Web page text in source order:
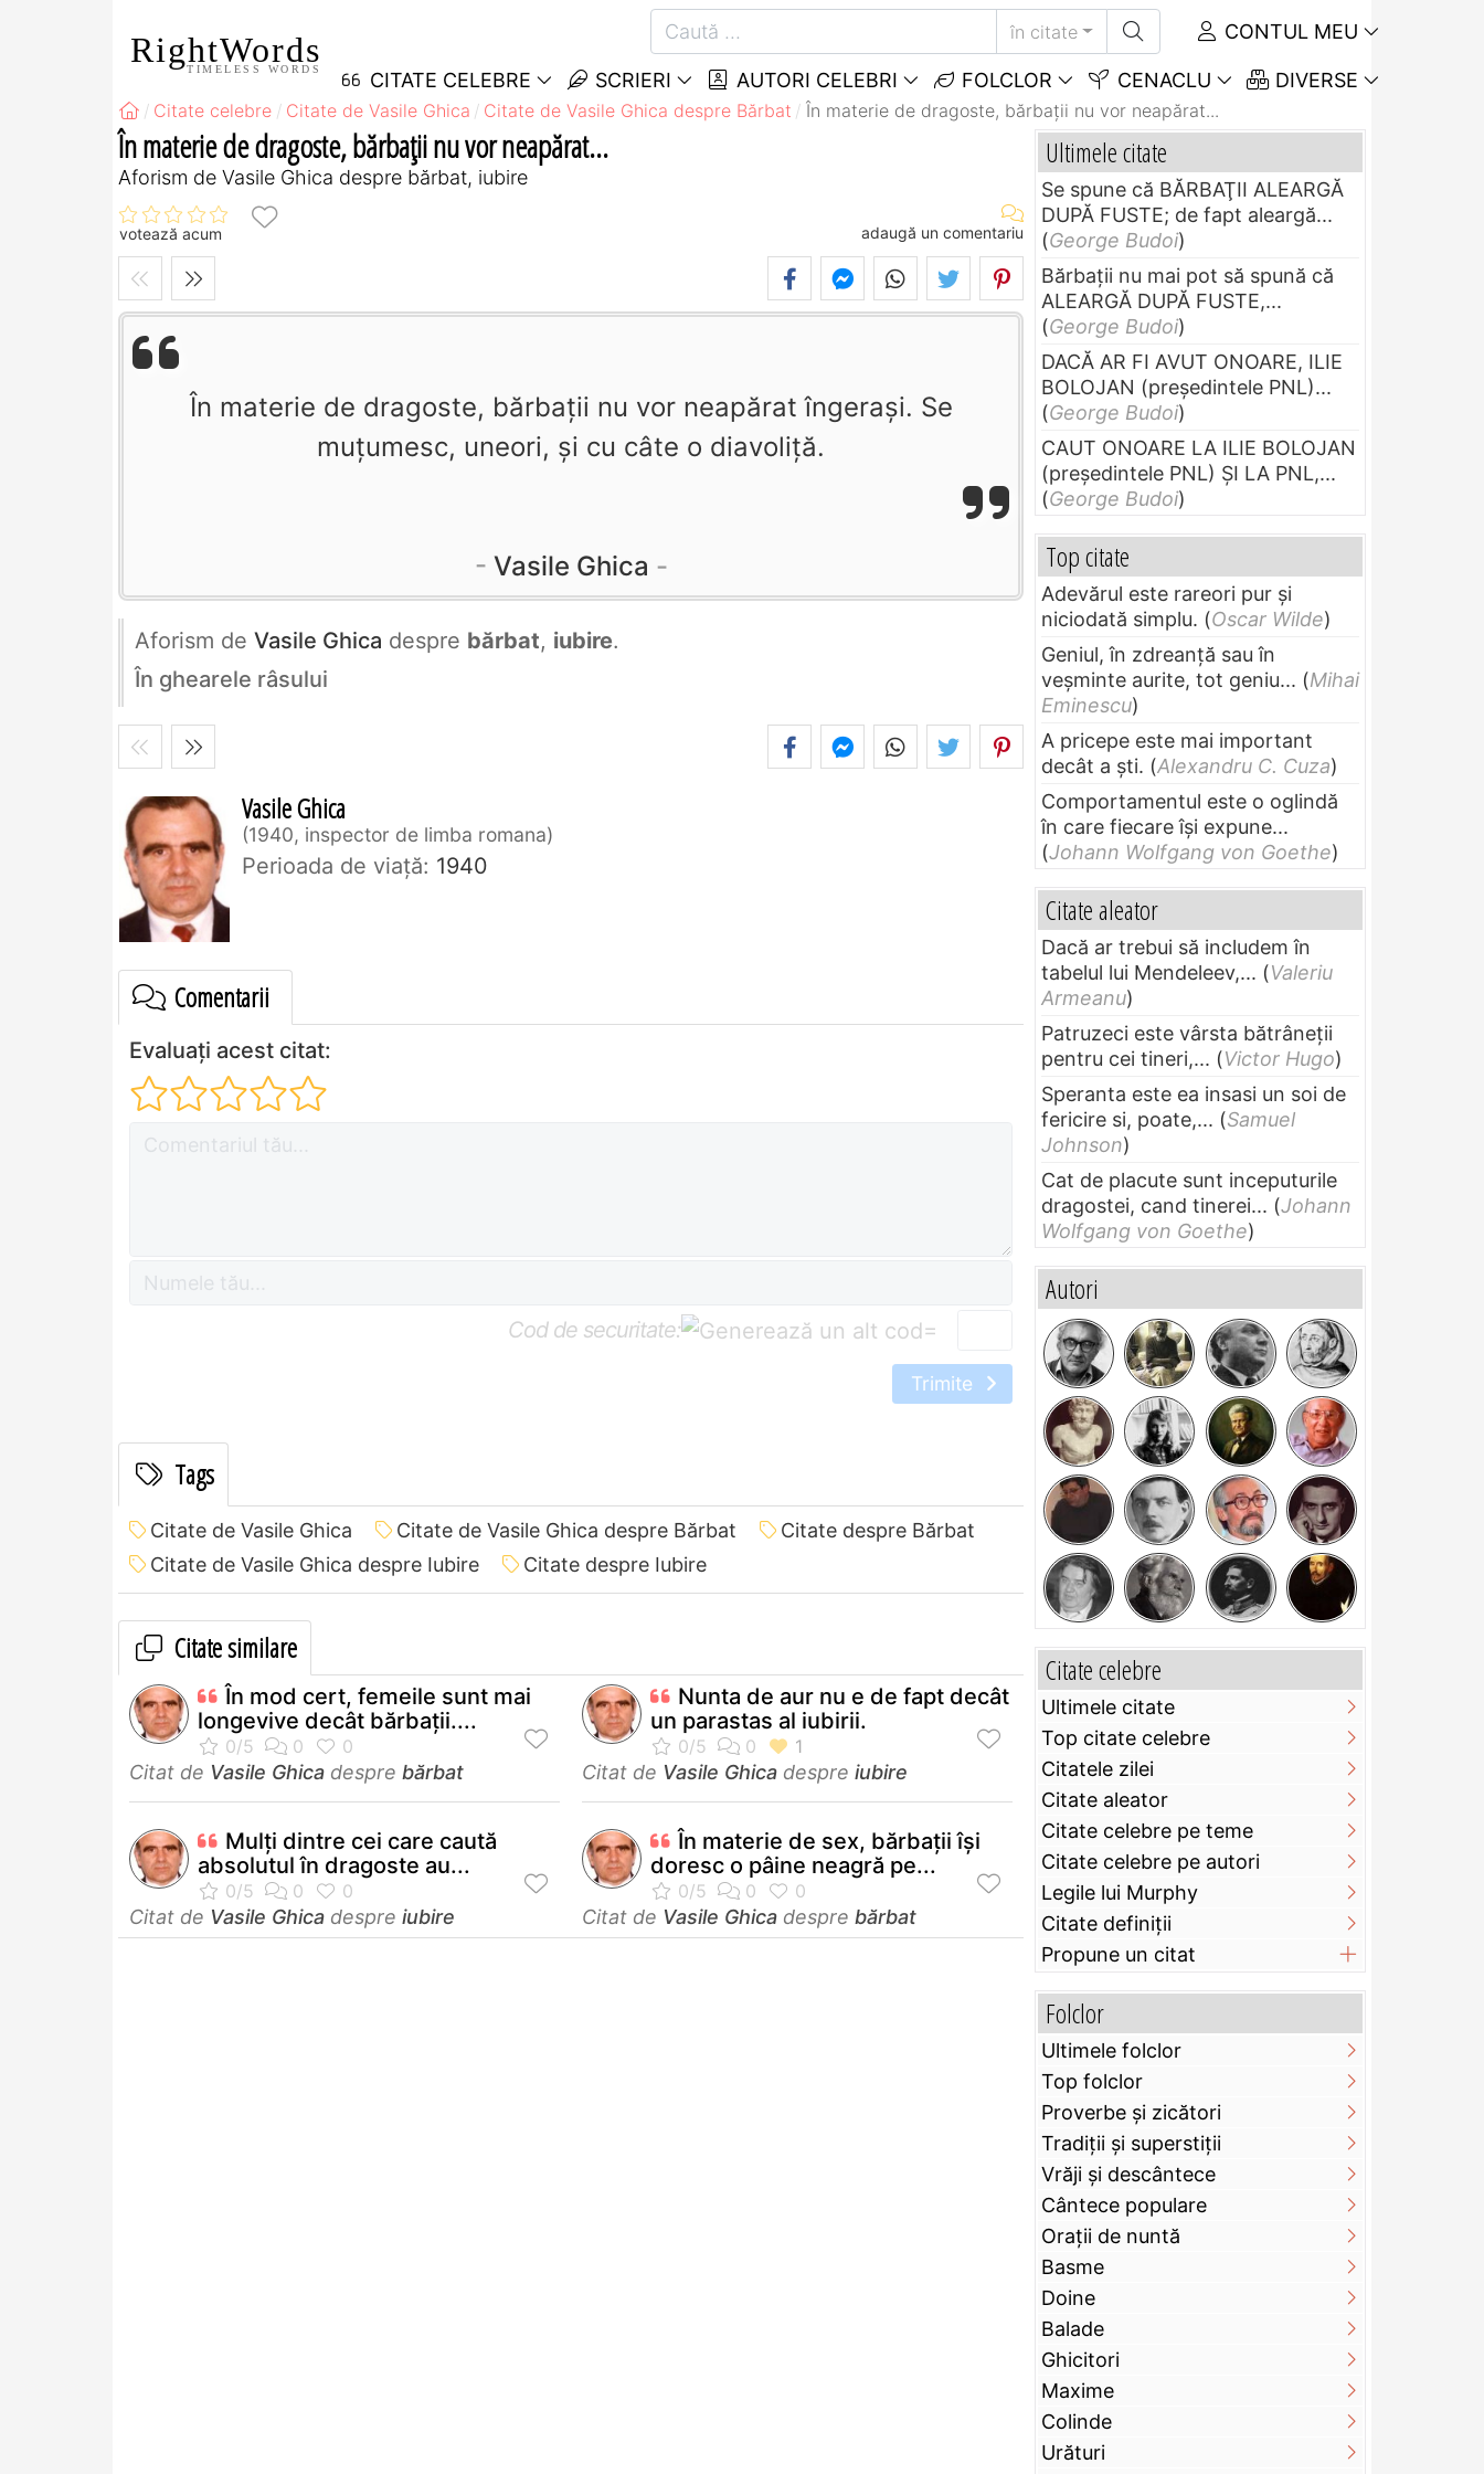
RightWords
TIMELESS WORDS
în citate CONTUL MEU
CITATE CELEBRE SCRIERI AUTORI CELEBRI FOLCLOR CENACLU DIVERSE
Citate celebre Citate de Vasile Ghica Citate de Vasile Ghica despre Bărbat În materie de dragoste, bărbaţii nu vor neapărat...
În materie de dragoste, bărbaţii nu vor neapărat...
Aforism de Vasile Ghica despre bărbat, iubire
votează acum adaugă un comentariu
În materie de dragoste, bărbaţii nu vor neapărat îngeraşi. Se
muţumesc, uneori, şi cu câte o diavoliţă.
Vasile Ghica
Aforism de Vasile Ghica despre bărbat, iubire.
În ghearele râsului
Vasile Ghica
1940, inspector de limba romana
Perioada de viaţă: 1940
Comentarii
Evaluați acest citat:
Cod de securitate: =
Trimite
Tags
Citate de Vasile Ghica Citate de Vasile Ghica despre Bărbat
Citate despre Bărbat
Citate de Vasile Ghica despre Iubire
Citate despre Iubire
Citate similare
În mod cert, femeile sunt mai
longevive decât bărbaţii....
Citat de Vasile Ghica despre bărbat
Nunta de aur nu e de fapt decât
un parastas al iubirii.
Citat de Vasile Ghica despre iubire
Mulţi dintre cei care caută
absolutul în dragoste au...
Citat de Vasile Ghica despre iubire
În materie de sex, bărbaţii îşi
doresc o pâine neagră pe...
Citat de Vasile Ghica despre bărbat
Ultimele citate
Se spune că BĂRBAŢII ALEARGĂ
DUPĂ FUSTE; de fapt aleargă...
(George Budoi)
Bărbaţii nu mai pot să spună că
ALEARGĂ DUPĂ FUSTE,...
(George Budoi)
DACĂ AR FI AVUT ONOARE, ILIE
BOLOJAN (preşedintele PNL)...
(George Budoi)
CAUT ONOARE LA ILIE BOLOJAN
(preşedintele PNL) ŞI LA PNL,...
(George Budoi)
Top citate
Adevărul este rareori pur și
niciodată simplu. (Oscar Wilde)
Geniul, în zdreanţă sau în
veşminte aurite, tot geniu... (Mihai
Eminescu)
A pricepe este mai important
decât a ști. (Alexandru C. Cuza)
Comportamentul este o oglindă
în care fiecare își expune...
(Johann Wolfgang von Goethe)
Citate aleator
Dacă ar trebui să includem în
tabelul lui Mendeleev,... (Valeriu
Armeanu)
Patruzeci este vârsta bătrâneții
pentru cei tineri,... (Victor Hugo)
Speranta este ea insasi un soi de
fericire si, poate,... (Samuel
Johnson)
Cat de placute sunt inceputurile
dragostei, cand tinerei... (Johann
Wolfgang von Goethe)
Autori
Citate celebre
Ultimele citate
Top citate celebre
Citatele zilei
Citate aleator
Citate celebre pe teme
Citate celebre pe autori
Legile lui Murphy
Citate definiţii
Propune un citat
Folclor
Ultimele folclor
Top folclor
Proverbe și zicători
Tradiții și superstiții
Vrăji și descântece
Cântece populare
Orații de nuntă
Basme
Doine
Balade
Ghicitori
Maxime
Colinde
Urături